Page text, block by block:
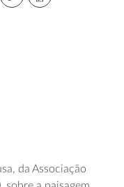
da Associação